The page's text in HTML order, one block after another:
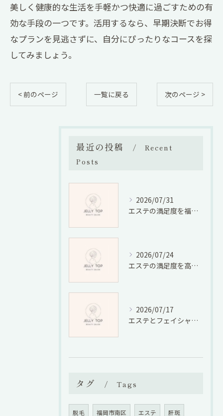
美しく健康的な生活を手軽かつ快適に過ごすための有
効な手段の一つです。活用するなら、早期決断でお得
なプランを見逃さずに、自分にぴったりなコースを探
してみましょう。
< 前のページ 一覧に戻る 次のページ >
最近の投稿
Recent
Posts
2026/07/31
エステの満足度を福岡県福岡市宮若市で徹底比較しコスパと口コミから選ぶ方法
2026/07/24
エステの満足度を高める選び方と効果実感のための具体的ポイント
2026/07/17
エステとフェイシャル体験を福岡県福岡市朝倉郡東峰村で満喫しコスパ良く美肌を叶える方法
タグ Tags
脱毛 福岡市南区 エステ 肝斑